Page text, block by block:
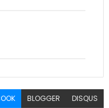
BLOGGER DISQUS